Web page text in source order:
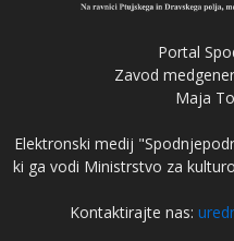
Portal
Zavod
Maja
Elektronski medij
ki ga vodi Ministrstvo za
Kontaktirajte nas: